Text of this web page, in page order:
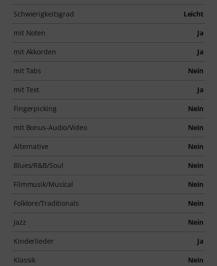
Schwierigkeitsgrad Leicht
mit Noten Ja
mit Akkorden Ja
mit Tabs Nein
mit Text Ja
Fingerpicking Nein
mit Bonus-Audio/Video Nein
Alternative Nein
Blues/R&B/Soul Nein
Filmmusik/Musical Nein
Folklore/Traditionals Nein
Jazz Nein
Kinderlieder Ja
Klassik Nein